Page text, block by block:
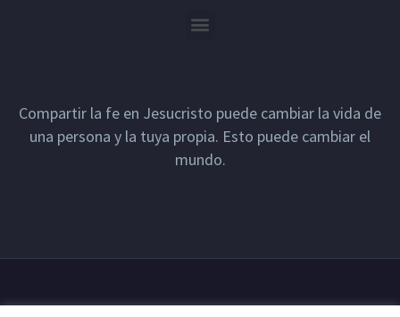
Compartir la fe en Jesucristo puede cambiar la vida de
una persona y la tuya propia. Esto puede cambiar el
mundo.